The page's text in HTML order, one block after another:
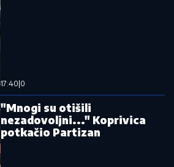
17:40 0
"Mnogi su otišili
nezadovoljni..." Koprivica
potkačio Partizan